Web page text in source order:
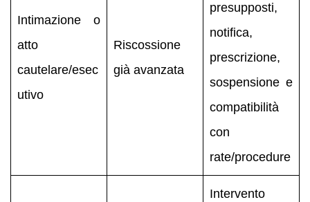
Intimazione o
atto
cautelare/esec
utivo
Riscossione
già avanzata
presupposti,
notifica,
prescrizione,
sospensione e
compatibilità
con
rate/procedure
Intervento